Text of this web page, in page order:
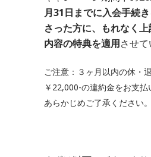
月31日までに入会手続
さった方に、もれなく
内容の特典を適用させて
ご注意：３ヶ月以内の休・
￥22,000-の違約金をお支払
あらかじめご了承ください。